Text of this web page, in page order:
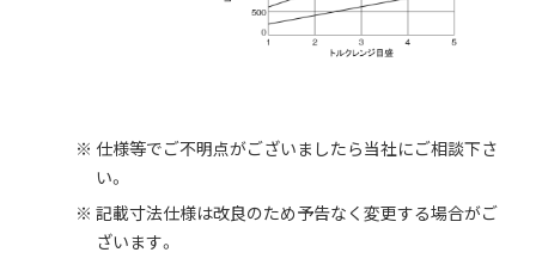
仕様等でご不明点がございましたら当社にご相談下さ
い。
記載寸法仕様は改良のため予告なく変更する場合がご
ざいます。